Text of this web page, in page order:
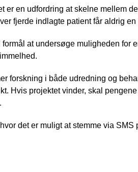
er en udfordring at skelne mellem
fjerde indlagte patient får aldrig
at undersøge muligheden for
forskning i både udredning og
Hvis projektet vinder, skal
det er muligt at stemme via